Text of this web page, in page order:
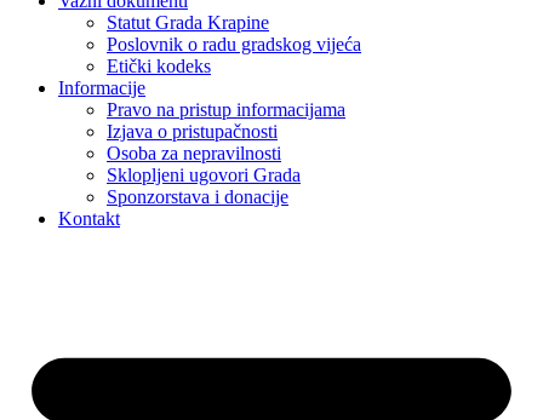
Statut Grada Krapine
Poslovnik o radu gradskog vijeća
Etički kodeks
Informacije
Pravo na pristup informacijama
Izjava o pristupačnosti
Osoba za nepravilnosti
Sklopljeni ugovori Grada
Sponzorstava i donacije
Kontakt